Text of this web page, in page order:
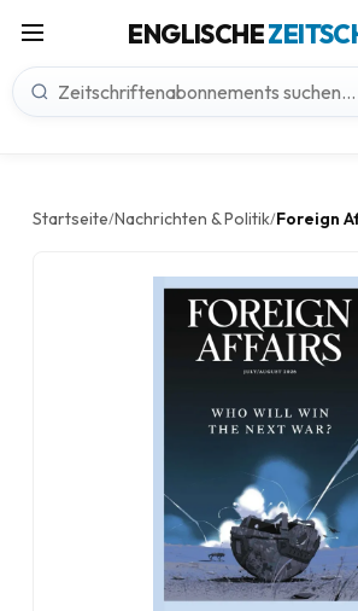
ENGLISCHE
Startseite/Nachrichten & Politik/Foreign